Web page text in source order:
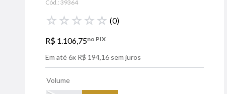
Cód.:39364
☆ ☆ ☆ ☆ ☆ (0)
R$ 1.106,75no PIX
Em até6x R$ 194,16 sem juros
Volume